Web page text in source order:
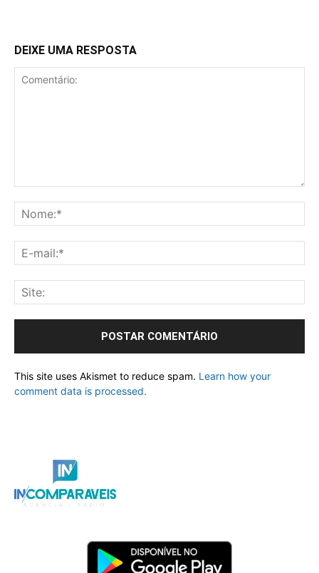
DEIXE UMA RESPOSTA
This site uses Akismet to reduce spam. Learn how your
comment data is processed.